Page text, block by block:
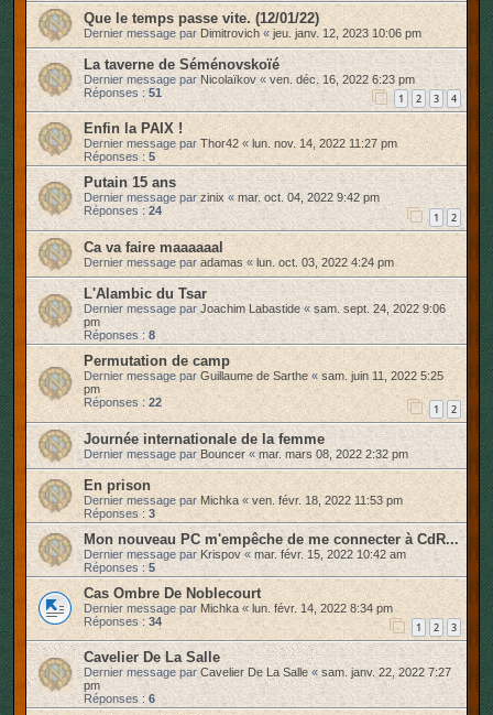
Que le temps passe vite. (12/01/22)
Dernier message par Dimitrovich « jeu. janv. 12, 2023 10:06 pm
La taverne de Séménovskoïé
Dernier message parNicolaïkov« ven. déc. 16, 2022 6:23 pm
Réponses : 51 1 2 3 4
Enfin la PAIX !
Dernier message par Thor42 « lun. nov. 14, 2022 11:27 pm
Réponses : 5
Putain 15 ans
Dernier message parzinix « mar. oct. 04, 2022 9:42 pm
Réponses : 24 1 2
Ca va faire maaaaaal
Dernier message par adamas « lun. oct. 03, 2022 4:24 pm
L'Alambic du Tsar
Dernier message parJoachim Labastide « sam. sept. 24, 2022 9:06
pm
Réponses : 8
Permutation de camp
Dernier message par Guillaume de Sarthe « sam. juin 11, 2022 5:25
pm
Réponses : 22 1 2
Journée internationale de la femme
Dernier message parBouncer «mar. mars 08, 2022 2:32 pm
En prison
Dernier message par Michka « ven. févr. 18, 2022 11:53 pm
Réponses : 3
Mon nouveau PC m'empêche de me connecter à CdR...
Dernier message parKrispov « mar. févr. 15, 2022 10:42 am
Réponses : 5
Cas Ombre De Noblecourt
Dernier message par Michka « lun. févr. 14, 2022 8:34 pm
Réponses : 34 1 2 3
Cavelier De La Salle
Dernier message parCavelier De La Salle « sam. janv. 22, 2022 7:27
pm
Réponses : 6